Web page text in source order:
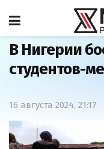
Главная
В Нигерии
студентов-
16 августа 2024, 21:17